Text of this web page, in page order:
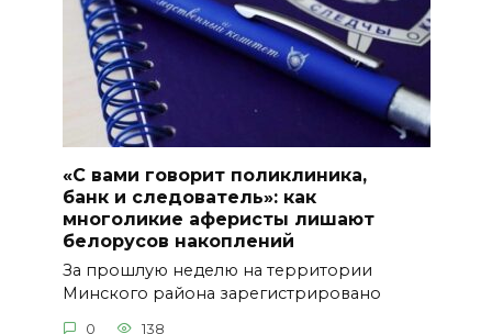
«С вами говорит поликлиника,
банк и следователь»: как
многоликие аферисты лишают
белорусов накоплений
За прошлую неделю на территории
Минского района зарегистрировано
0 138